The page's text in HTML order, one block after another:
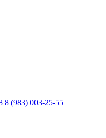
8 (983) 003-25-55